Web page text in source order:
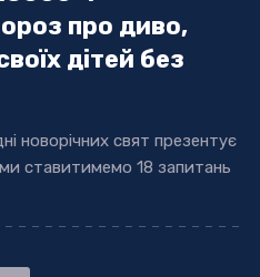
про диво,
дітей без
новорічних свят презентує
ставитимемо 18 запитань